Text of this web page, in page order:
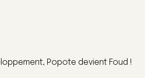
Popote devient Foud !